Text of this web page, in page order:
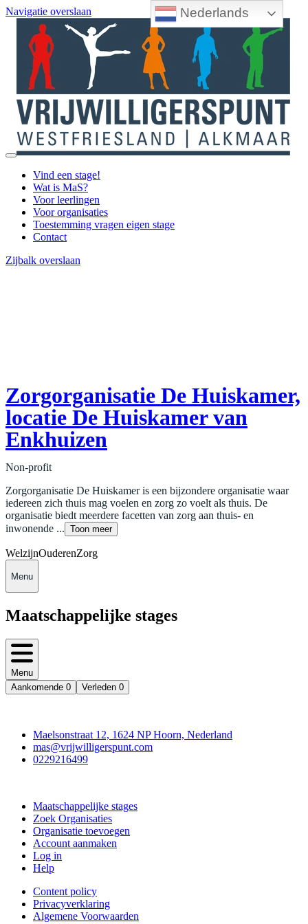
Nederlands
Navigatie overslaan
Vind een stage!
Wat is MaS?
Voor leerlingen
Voor organisaties
Toestemming vragen eigen stage
Contact
Zijbalk overslaan
Zorgorganisatie De Huiskamer,
locatie De Huiskamer van
Enkhuizen
Non-profit
Zorgorganisatie De Huiskamer is een bijzondere organisatie waar
iedereen zich thuis mag voelen en zorg zo voelt als thuis. De
organisatie biedt meerdere facetten van zorg aan thuis- en
inwonende ... Toon meer
WelzijnOuderenZorg
Menu
Maatschappelijke stages
Menu
Aankomende 0 Verleden 0
Maelsonstraat 12, 1624 NP Hoorn, Nederland
mas@vrijwilligerspunt.com
0229216499
Maatschappelijke stages
Zoek Organisaties
Organisatie toevoegen
Account aanmaken
Log in
Help
Content policy
Privacyverklaring
Algemene Voorwaarden